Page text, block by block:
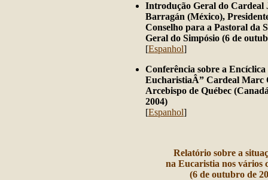
Introdução Geral do Cardeal
Barragán (México),
Conselho para a Pastoral da
Geral do Simpósio (6 de
[Espanhol]
Conferência sobre a Encíclica
EucharistiaÂ” Cardeal Marc
Arcebispo de Québec
2004)
[Espanhol]
Relatório sobre a
na Eucaristia nos vários
(6 de outubro de